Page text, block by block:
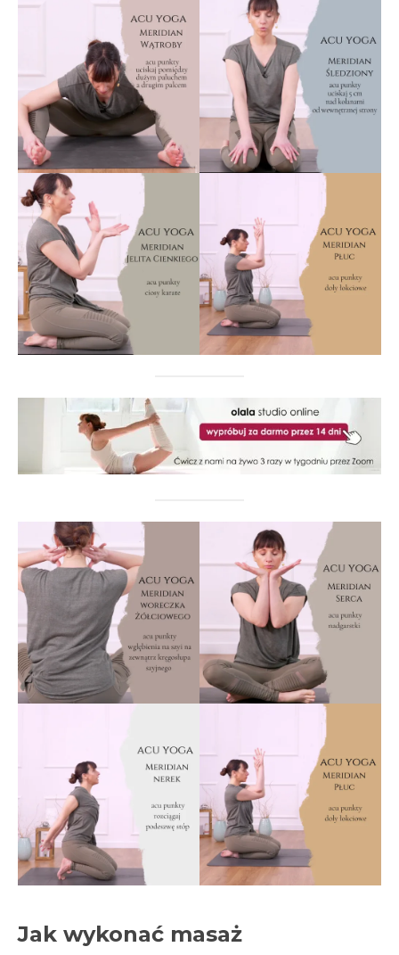
Jak wykonać masaż